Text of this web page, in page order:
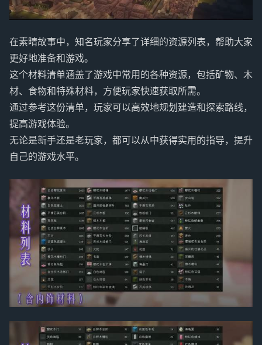
在素晴故事中，知名玩家分享了详细的资源列表，帮助大家
更好地准备和游戏。
这个材料清单涵盖了游戏中常用的各种资源，包括矿物、木
材、食物和特殊材料，方便玩家快速获取所需。
通过参考这份清单，玩家可以高效地规划建造和探索路线，
提高游戏体验。
无论是新手还是老玩家，都可以从中获得实用的指导，提升
自己的游戏水平。